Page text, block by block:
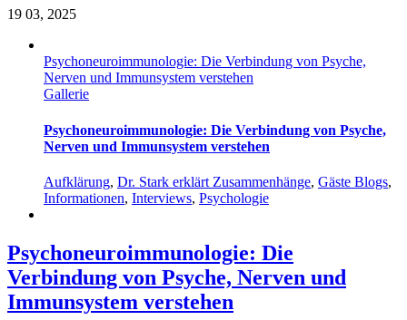
19 03, 2025
Psychoneuroimmunologie: Die Verbindung von Psyche,
Nerven und Immunsystem verstehen
Gallerie
Psychoneuroimmunologie: Die Verbindung von Psyche,
Nerven und Immunsystem verstehen
Aufklärung, Dr. Stark erklärt Zusammenhänge, Gäste Blogs,
Informationen, Interviews, Psychologie
Psychoneuroimmunologie: Die
Verbindung von Psyche, Nerven und
Immunsystem verstehen